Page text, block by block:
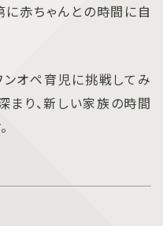
赤ちゃんとの時間に自
オペ育児に挑戦してみ
まり、新しい家族の時間